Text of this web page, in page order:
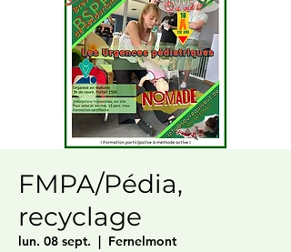
FMPA/Pédia,
recyclage
lun. 08 sept.
  |
Fernelmont